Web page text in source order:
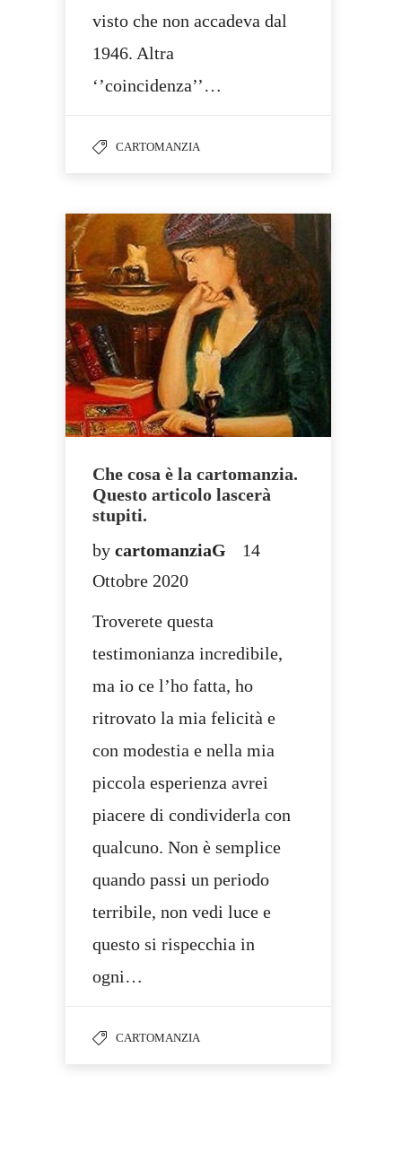
visto che non accadeva dal
1946. Altra
‘’coincidenza’’…
CARTOMANZIA
Che cosa è la cartomanzia.
Questo articolo lascerà
stupiti.
by cartomanziaG
14
Ottobre 2020
Troverete questa
testimonianza incredibile,
ma io ce l’ho fatta, ho
ritrovato la mia felicità e
con modestia e nella mia
piccola esperienza avrei
piacere di condividerla con
qualcuno. Non è semplice
quando passi un periodo
terribile, non vedi luce e
questo si rispecchia in
ogni…
CARTOMANZIA